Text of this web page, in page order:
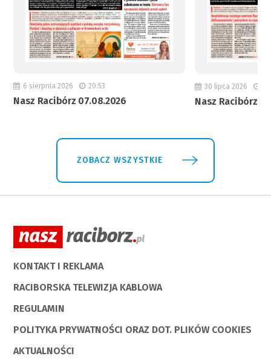
6 sierpnia 2026 20:53
Nasz Racibórz 07.08.2026
30 lipca 2026
Nasz Racibórz
ZOBACZ WSZYSTKIE
KONTAKT I REKLAMA
RACIBORSKA TELEWIZJA KABLOWA
REGULAMIN
POLITYKA PRYWATNOŚCI ORAZ DOT. PLIKÓW COOKIES
AKTUALNOŚCI